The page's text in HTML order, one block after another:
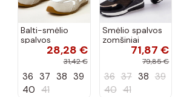
Balti-smėlio
spalvos
sportiniai
Casey
28,28 €
31,42 €
36 37 38 39
40 41
Smėlio spalvos
zomšiniai
sportiniai
bateliai, „Karino"
71,87 €
79,85 €
36 37 38 39
40 41